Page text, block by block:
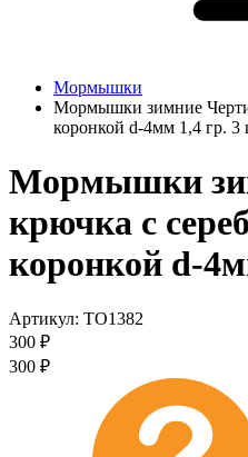
Мормышки
Мормышки зимние
коронкой d-4мм 1,4 гр. 3
Мормышки
крючка с
коронкой d-
Артикул: TO1382
300 ₽
300 ₽